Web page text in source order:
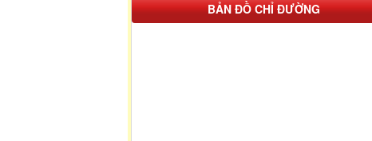
BẢN ĐỒ CHỈ ĐƯỜNG